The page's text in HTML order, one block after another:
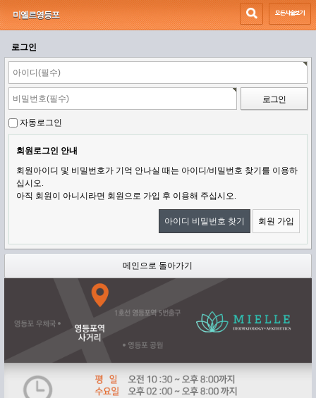
미엘르영등포
로그인
자동로그인
회원로그인 안내
회원아이디 및 비밀번호가 기억 안나실 때는 아이디/비밀번호 찾기를 이용하
십시오.
아직 회원이 아니시라면 회원으로 가입 후 이용해 주십시오.
아이디 비밀번호 찾기 회원 가입
메인으로 돌아가기